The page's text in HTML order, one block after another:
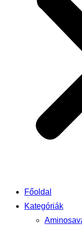
Főoldal
Kategóriák